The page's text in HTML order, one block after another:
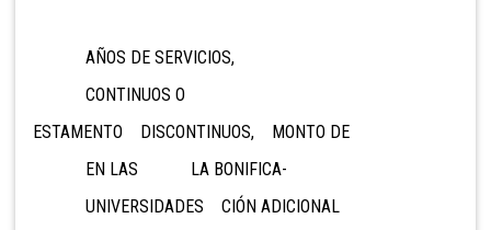
AÑOS DE SERVICIOS,
CONTINUOS O
ESTAMENTO DISCONTINUOS, MONTO DE
EN LAS LA BONIFICA-
UNIVERSIDADES CIÓN ADICIONAL